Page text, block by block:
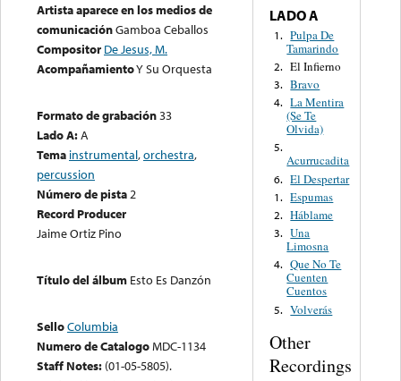
Artista aparece en los medios de
comunicaciónGamboa Ceballos
Compositor De Jesus, M.
AcompañamientoY Su Orquesta
Formato de grabación33
Lado A:A
Tema instrumental,orchestra,
percussion
Número de pista2
Record Producer
Jaime Ortiz Pino
Título del álbum Esto Es Danzón
SelloColumbia
Numero de CatalogoMDC-1134
Staff Notes: (01-05-5805).
LADO A
1. Pulpa De
Tamarindo
2. El Infierno
3. Bravo
4. La Mentira
(Se Te
Olvida)
5.
Acurrucadita
6. El Despertar
1. Espumas
2. Háblame
3. Una
Limosna
4. Que No Te
Cuenten
Cuentos
5. Volverás
Other
Recordings